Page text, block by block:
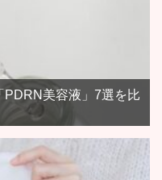
PDRN美容液」7選を比